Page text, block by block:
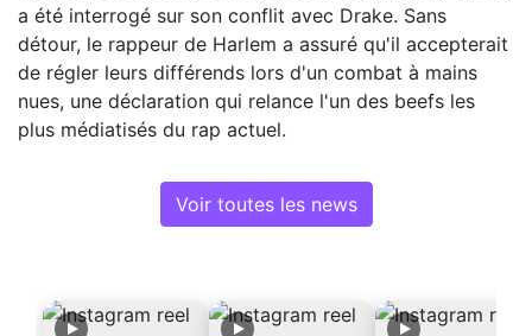
a été interrogé sur son conflit avec Drake. Sans
détour, le rappeur de Harlem a assuré qu'il accepterait
de régler leurs différends lors d'un combat à mains
nues, une déclaration qui relance l'un des beefs les
plus médiatisés du rap actuel.
Voir toutes les news